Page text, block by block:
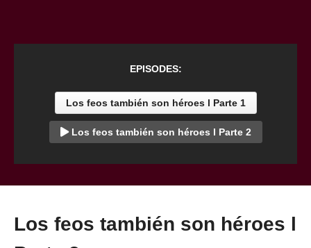
EPISODES:
Los feos también son héroes l Parte 1
Los feos también son héroes l Parte 2
Los feos también son héroes l